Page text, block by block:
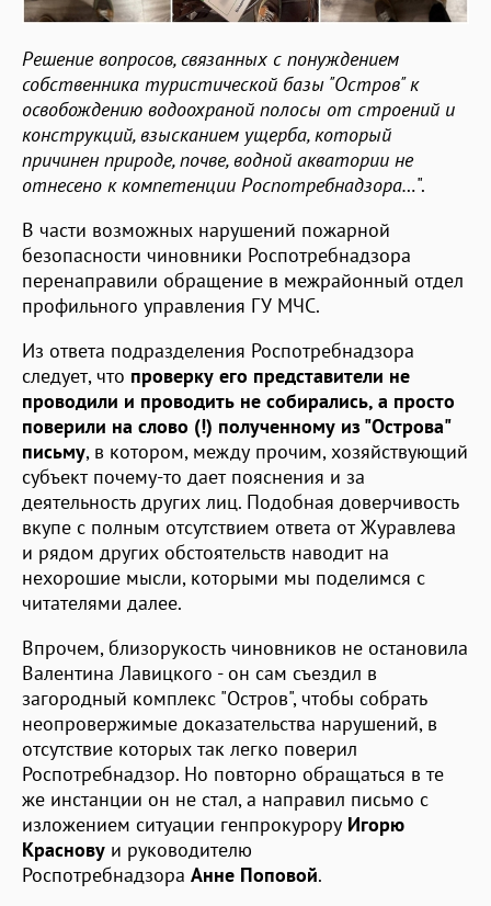
Решение вопросов, связанных с понуждением
собственника туристической базы "Остров" к
освобождению водоохраной полосы от строений и
конструкций, взысканием ущерба, который
причинен природе, почве, водной акватории не
отнесено к компетенции Роспотребнадзора…".
В части возможных нарушений пожарной
безопасности чиновники Роспотребнадзора
перенаправили обращение в межрайонный отдел
профильного управления ГУ МЧС.
Из ответа подразделения Роспотребнадзора
следует, что проверку его представители не
проводили и проводить не собирались, а просто
поверили на слово (!) полученному из "Острова"
письму, в котором, между прочим, хозяйствующий
субъект почему-то дает пояснения и за
деятельность других лиц. Подобная доверчивость
вкупе с полным отсутствием ответа от Журавлева
и рядом других обстоятельств наводит на
нехорошие мысли, которыми мы поделимся с
читателями далее.
Впрочем, близорукость чиновников не остановила
Валентина Лавицкого - он сам съездил в
загородный комплекс "Остров", чтобы собрать
неопровержимые доказательства нарушений, в
отсутствие которых так легко поверил
Роспотребнадзор. Но повторно обращаться в те
же инстанции он не стал, а направил письмо с
изложением ситуации генпрокурору Игорю
Краснову и руководителю
Роспотребнадзора Анне Поповой.